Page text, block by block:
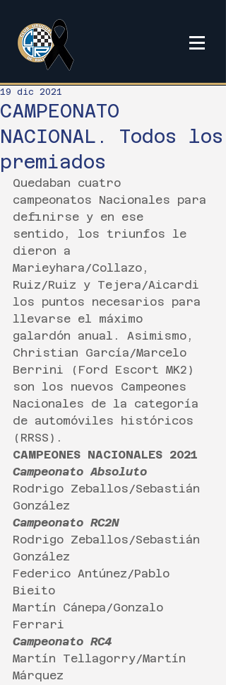
CAMPEONATO
NACIONAL. Todos los
premiados
19 dic 2021
Quedaban cuatro
campeonatos Nacionales para
definirse y en ese
sentido, los triunfos le
dieron a
Marieyhara/Collazo,
Ruiz/Ruiz y Tejera/Aicardi
los puntos necesarios para
llevarse el máximo
galardón anual. Asimismo,
Christian García/Marcelo
Berrini (Ford Escort MK2)
son los nuevos Campeones
Nacionales de la categoría
de automóviles históricos
(RRSS).
CAMPEONES NACIONALES 2021
Campeonato Absoluto
Rodrigo Zeballos/Sebastián
González
Campeonato RC2N
Rodrigo Zeballos/Sebastián
González
Federico Antúnez/Pablo
Bieito
Martín Cánepa/Gonzalo
Ferrari
Campeonato RC4
Martín Tellagorry/Martín
Márquez